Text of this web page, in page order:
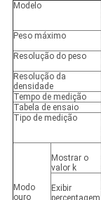
Modelo
Peso máximo
Resolução do peso
Resolução da
densidade
Tempo de medição
Tabela de ensaio
Tipo de medição
Modo
ouro
Mostrar o
valor k
Exibir